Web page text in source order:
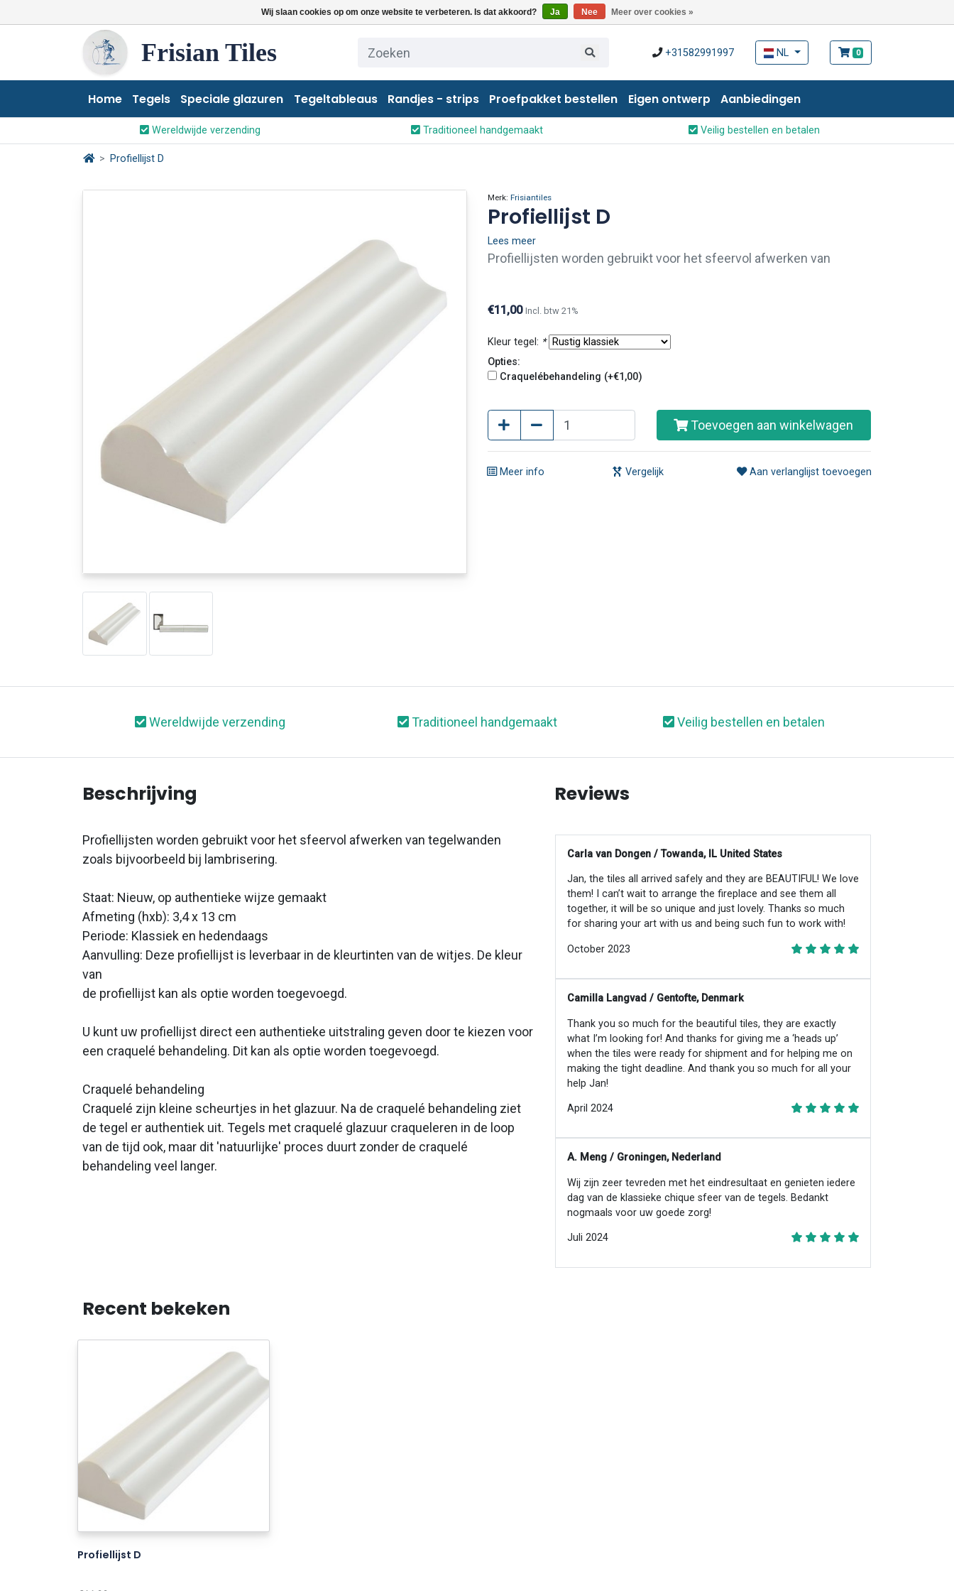
Wij slaan cookies op om onze website te verbeteren. Is dat akkoord? Ja Nee Meer over cookies »
Frisian Tiles +31582991997 NL 0
Home Tegels Speciale glazuren Tegeltableaus Randjes - strips Proefpakket bestellen Eigen ontwerp Aanbiedingen
Wereldwijde verzending Traditioneel handgemaakt Veilig bestellen en betalen
Profiellijst D
Merk: Frisiantiles
Profiellijst D
Lees meer
Profiellijsten worden gebruikt voor het sfeervol afwerken van
€11,00 Incl. btw 21%
Kleur tegel: *
Opties:
Craquelébehandeling (+€1,00)
Toevoegen aan winkelwagen
Meer info Vergelijk Aan verlanglijst toevoegen
Wereldwijde verzending Traditioneel handgemaakt Veilig bestellen en betalen
Beschrijving
Profiellijsten worden gebruikt voor het sfeervol afwerken van tegelwanden
zoals bijvoorbeeld bij lambrisering.
Staat: Nieuw, op authentieke wijze gemaakt
Afmeting (hxb): 3,4 x 13 cm
Periode: Klassiek en hedendaags
Aanvulling: Deze profiellijst is leverbaar in de kleurtinten van de witjes. De kleur
van
de profiellijst kan als optie worden toegevoegd.
U kunt uw profiellijst direct een authentieke uitstraling geven door te kiezen voor
een craquelé behandeling. Dit kan als optie worden toegevoegd.
Craquelé behandeling
Craquelé zijn kleine scheurtjes in het glazuur. Na de craquelé behandeling ziet
de tegel er authentiek uit. Tegels met craquelé glazuur craqueleren in de loop
van de tijd ook, maar dit 'natuurlijke' proces duurt zonder de craquelé
behandeling veel langer.
Reviews
Carla van Dongen / Towanda, IL United States
Jan, the tiles all arrived safely and they are BEAUTIFUL! We love
them! I can’t wait to arrange the fireplace and see them all
together, it will be so unique and just lovely. Thanks so much
for sharing your art with us and being such fun to work with!
October 2023
Camilla Langvad / Gentofte, Denmark
Thank you so much for the beautiful tiles, they are exactly
what I’m looking for! And thanks for giving me a ‘heads up’
when the tiles were ready for shipment and for helping me on
making the tight deadline. And thank you so much for all your
help Jan!
April 2024
A. Meng / Groningen, Nederland
Wij zijn zeer tevreden met het eindresultaat en genieten iedere
dag van de klassieke chique sfeer van de tegels. Bedankt
nogmaals voor uw goede zorg!
Juli 2024
Recent bekeken
Profiellijst D